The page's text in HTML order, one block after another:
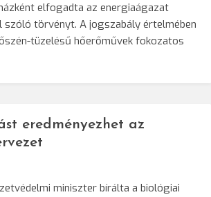
elfogadta az energiaágazat
szóló törvényt. A jogszabály értelmében
tüzelésű hőerőművek fokozatos
eredményezhet az
miniszter bírálta a biológiai